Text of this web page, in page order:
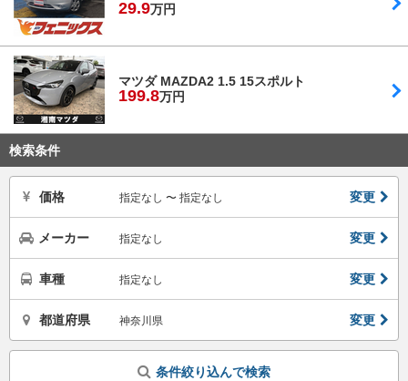
29.9万円
マツダ MAZDA2 1.5 15スポルト
199.8万円
検索条件
価格 指定なし 〜 指定なし 変更
メーカー 指定なし 変更
車種 指定なし 変更
都道府県 神奈川県 変更
条件絞り込んで検索